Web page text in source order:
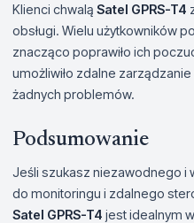
Klienci chwalą Satel GPRS-T4
obsługi. Wielu użytkowników
znacząco poprawiło ich
umożliwiło zdalne
żadnych problemów.
Podsumowanie
Jeśli szukasz niezawodnego i
do monitoringu i zdalnego
Satel GPRS-T4 jest idealnym